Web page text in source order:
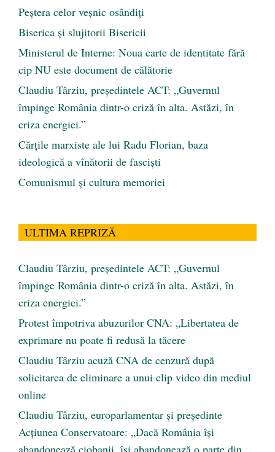
Peştera celor veşnic osândiţi
Biserica și slujitorii Bisericii
Ministerul de Interne: Noua carte de identitate fără
cip NU este document de călătorie
Claudiu Târziu, președintele ACT: „Guvernul
împinge România dintr-o criză în alta. Astăzi, în
criza energiei.”
Cărţile marxiste ale lui Radu Florian, baza
ideologică a vînătorii de fascişti
Comunismul şi cultura memoriei
ULTIMA REPRIZĂ
Claudiu Târziu, președintele ACT: „Guvernul
împinge România dintr-o criză în alta. Astăzi, în
criza energiei.”
Protest împotriva abuzurilor CNA: „Libertatea de
exprimare nu poate fi redusă la tăcere
Claudiu Târziu acuză CNA de cenzură după
solicitarea de eliminare a unui clip video din mediul
online
Claudiu Târziu, europarlamentar și președinte
Acțiunea Conservatoare: „Dacă România își
abandonează ciobanii, își abandonează o parte din